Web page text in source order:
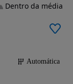
Automática
Dentro da média